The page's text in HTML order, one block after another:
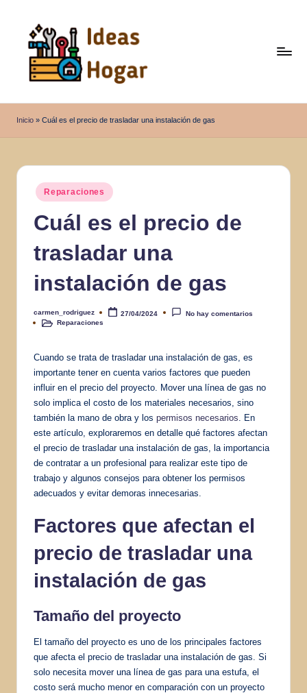
contenido
d
e
a
Inicio » Cuál es el precio de trasladar una instalación de gas
Publicado
en
Reparaciones
Cuál es el precio de
trasladar una
instalación de gas
Publicado
por
carmen_rodriguez 27/04/2024
No hay comentarios
PublicadoReparaciones
Cuando se trata de trasladar una instalación de gas, es
importante tener en cuenta varios factores que pueden
influir en el precio del proyecto. Mover una línea de gas no
solo implica el costo de los materiales necesarios, sino
también la mano de obra y los permisos necesarios . En
este artículo, exploraremos en detalle qué factores afectan
el precio de trasladar una instalación de gas, la importancia
de contratar a un profesional para realizar este tipo de
trabajo y algunos consejos para obtener los permisos
adecuados y evitar demoras innecesarias.
Factores que afectan el
precio de trasladar una
instalación de gas
Tamaño del proyecto
El tamaño del proyecto es uno de los principales factores
que afecta el precio de trasladar una instalación de gas. Si
solo necesita mover una línea de gas para una estufa, el
costo será mucho menor en comparación con un proyecto